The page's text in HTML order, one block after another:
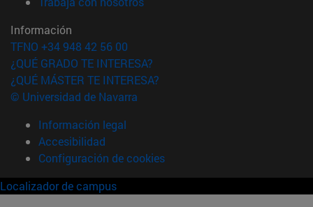
Información
TFNO +34 948 42 56 00
¿QUÉ GRADO TE INTERESA?
¿QUÉ MÁSTER TE INTERESA?
© Universidad de Navarra
Información legal
Accesibilidad
Configuración de cookies
Localizador de campus